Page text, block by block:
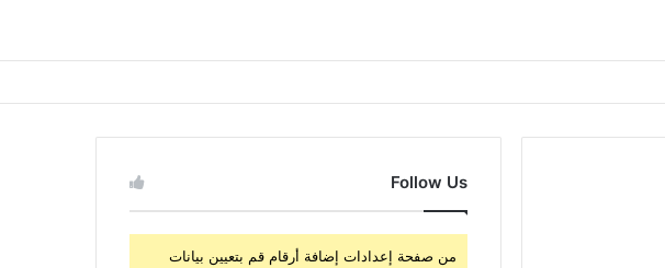
Follow Us
من صفحة إعدادات إضافة أرقام قم بتعيين بيانات